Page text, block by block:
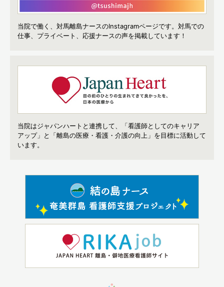
当院で働く、対馬離島ナースのInstagramページです。 対馬での
仕事、プライベート、応援ナースの声を掲載しています！
当院はジャパンハートと連携して、「看護師としてのキャリア
アップ」と「離島の医療・看護・介護の向上」を目標に活動して
います。